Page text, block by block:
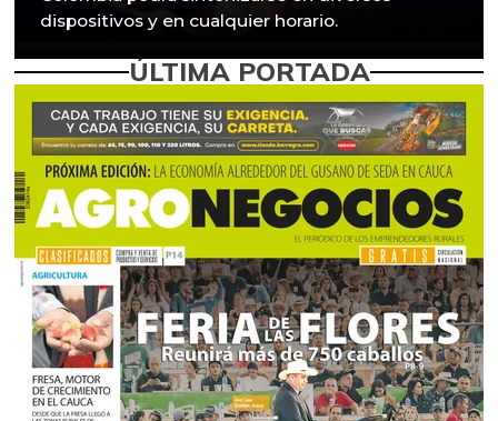
dispositivos y en cualquier horario.
ÚLTIMA PORTADA